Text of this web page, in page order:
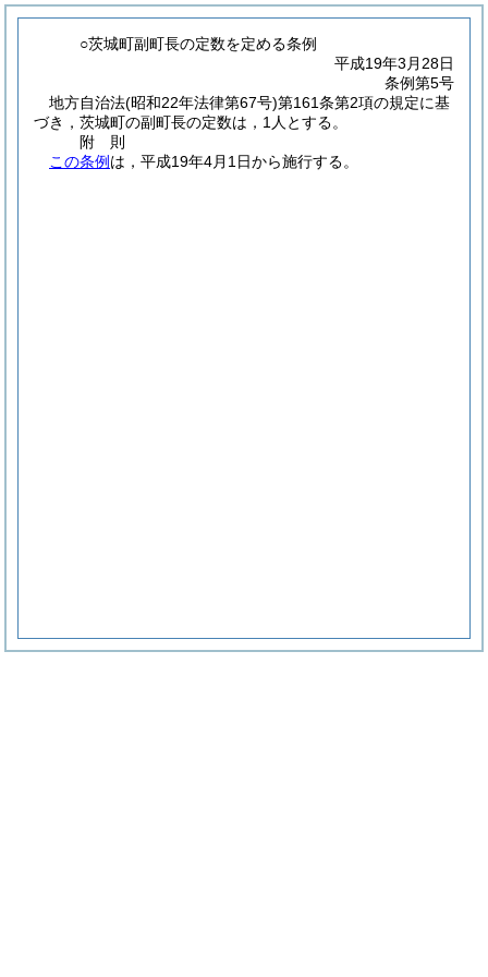
○茨城町副町長の定数を定める条例
平成19年3月28日
条例第5号
地方自治法(昭和22年法律第67号)第161条第2項の規定に基
づき，茨城町の副町長の定数は，1人とする。
附 則
この条例 は，平成19年4月1日から施行する。